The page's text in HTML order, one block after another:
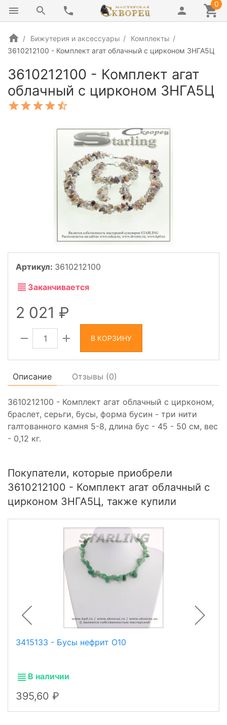
0
Бижутерия и аксессуары
Комплекты
3610212100 - Комплект агат облачный с цирконом 3НГА5Ц
3610212100 - Комплект агат
облачный с цирконом 3НГА5Ц
Артикул: 3610212100
Заканчивается
2 021
В КОРЗИНУ
Описание Отзывы (0)
3610212100 - Комплект агат облачный с цирконом,
браслет, серьги, бусы, форма бусин - три нити
галтованного камня 5-8, длина бус - 45 - 50 см, вес
- 0,12 кг.
Покупатели, которые приобрели
3610212100 - Комплект агат облачный с
цирконом 3НГА5Ц, также купили
3415133 - Бусы нефрит О10
В наличии
395,60